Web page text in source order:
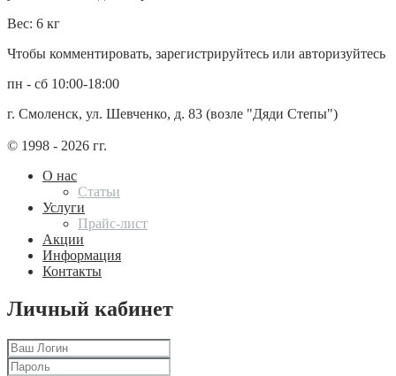
Вес: 6 кг
Чтобы комментировать, зарегистрируйтесь или авторизуйтесь
пн - сб 10:00-18:00
г. Смоленск, ул. Шевченко, д. 83 (возле "Дяди Степы")
© 1998 - 2026 гг.
О нас
Статьи
Услуги
Прайс-лист
Акции
Информация
Контакты
Личный кабинет